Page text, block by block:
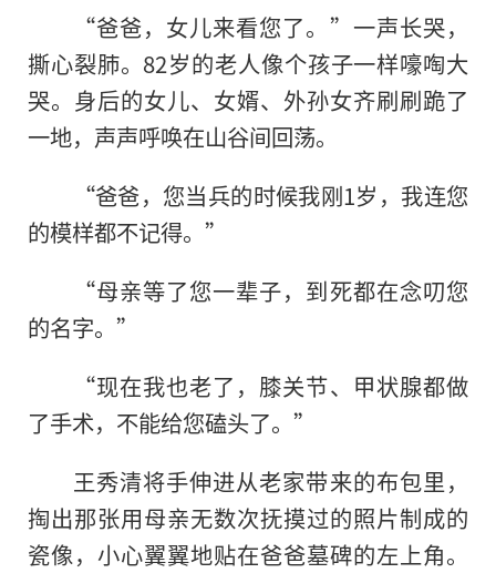
“爸爸，女儿来看您了。”一声长哭，
撕心裂肺。82岁的老人像个孩子一样嚎啕大
哭。身后的女儿、女婿、外孙女齐刷刷跪了
一地，声声呼唤在山谷间回荡。
“爸爸，您当兵的时候我刚1岁，我连您
的模样都不记得。”
“母亲等了您一辈子，到死都在念叨您
的名字。”
“现在我也老了，膝关节、甲状腺都做
了手术，不能给您磕头了。”
王秀清将手伸进从老家带来的布包里，
掏出那张用母亲无数次抚摸过的照片制成的
瓷像，小心翼翼地贴在爸爸墓碑的左上角。